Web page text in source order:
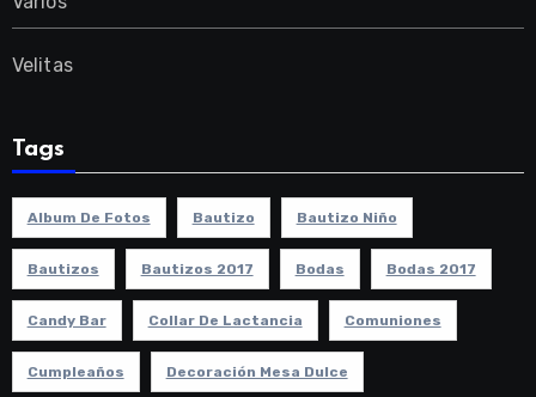
Velitas
Tags
Album De Fotos Bautizo Bautizo Niño
Bautizos Bautizos 2017 Bodas Bodas 2017
Candy Bar Collar De Lactancia Comuniones
Cumpleaños Decoración Mesa Dulce